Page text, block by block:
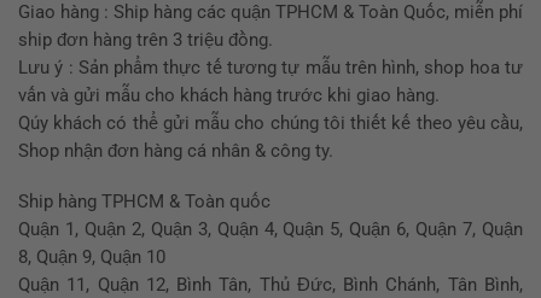
Giao hàng : Ship hàng các quận TPHCM & Toàn Quốc, miễn phí
ship đơn hàng trên 3 triệu đồng.
Lưu ý : Sản phẩm thực tế tương tự mẫu trên hình, shop hoa tư
vấn và gửi mẫu cho khách hàng trước khi giao hàng.
Qúy khách có thể gửi mẫu cho chúng tôi thiết kế theo yêu cầu,
Shop nhận đơn hàng cá nhân & công ty.
Ship hàng TPHCM & Toàn quốc
Quận 1, Quận 2, Quận 3, Quận 4, Quận 5, Quận 6, Quận 7, Quận
8, Quận 9, Quận 10
Quận 11, Quận 12, Bình Tân, Thủ Đức, Bình Chánh, Tân Bình,